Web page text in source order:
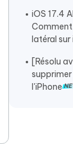
Entrer et
Phone 17
iOS 17.4
latéral sur
[Résolu
l'iPhone